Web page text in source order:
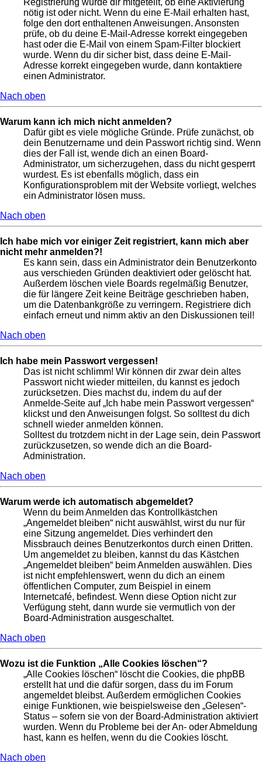
Registrierung wurde dir mitgeteilt, ob eine Aktivierung
nötig ist oder nicht. Wenn du eine E-Mail erhalten hast,
folge den dort enthaltenen Anweisungen. Ansonsten
prüfe, ob du deine E-Mail-Adresse korrekt eingegeben
hast oder die E-Mail von einem Spam-Filter blockiert
wurde. Wenn du dir sicher bist, dass deine E-Mail-
Adresse korrekt eingegeben wurde, dann kontaktiere
einen Administrator.
Nach oben
Warum kann ich mich nicht anmelden?
Dafür gibt es viele mögliche Gründe. Prüfe zunächst, ob
dein Benutzername und dein Passwort richtig sind. Wenn
dies der Fall ist, wende dich an einen Board-
Administrator, um sicherzugehen, dass du nicht gesperrt
wurdest. Es ist ebenfalls möglich, dass ein
Konfigurationsproblem mit der Website vorliegt, welches
ein Administrator lösen muss.
Nach oben
Ich habe mich vor einiger Zeit registriert, kann mich aber
nicht mehr anmelden?!
Es kann sein, dass ein Administrator dein Benutzerkonto
aus verschieden Gründen deaktiviert oder gelöscht hat.
Außerdem löschen viele Boards regelmäßig Benutzer,
die für längere Zeit keine Beiträge geschrieben haben,
um die Datenbankgröße zu verringern. Registriere dich
einfach erneut und nimm aktiv an den Diskussionen teil!
Nach oben
Ich habe mein Passwort vergessen!
Das ist nicht schlimm! Wir können dir zwar dein altes
Passwort nicht wieder mitteilen, du kannst es jedoch
zurücksetzen. Dies machst du, indem du auf der
Anmelde-Seite auf „Ich habe mein Passwort vergessen“
klickst und den Anweisungen folgst. So solltest du dich
schnell wieder anmelden können.
Solltest du trotzdem nicht in der Lage sein, dein Passwort
zurückzusetzen, so wende dich an die Board-
Administration.
Nach oben
Warum werde ich automatisch abgemeldet?
Wenn du beim Anmelden das Kontrollkästchen
„Angemeldet bleiben“ nicht auswählst, wirst du nur für
eine Sitzung angemeldet. Dies verhindert den
Missbrauch deines Benutzerkontos durch einen Dritten.
Um angemeldet zu bleiben, kannst du das Kästchen
„Angemeldet bleiben“ beim Anmelden auswählen. Dies
ist nicht empfehlenswert, wenn du dich an einem
öffentlichen Computer, zum Beispiel in einem
Internetcafé, befindest. Wenn diese Option nicht zur
Verfügung steht, dann wurde sie vermutlich von der
Board-Administration ausgeschaltet.
Nach oben
Wozu ist die Funktion „Alle Cookies löschen“?
„Alle Cookies löschen“ löscht die Cookies, die phpBB
erstellt hat und die dafür sorgen, dass du im Forum
angemeldet bleibst. Außerdem ermöglichen Cookies
einige Funktionen, wie beispielsweise den „Gelesen“-
Status – sofern sie von der Board-Administration aktiviert
wurden. Wenn du Probleme bei der An- oder Abmeldung
hast, kann es helfen, wenn du die Cookies löscht.
Nach oben